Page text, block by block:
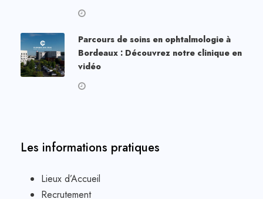
Parcours de soins en ophtalmologie à
Bordeaux : Découvrez notre clinique en
vidéo
Les informations pratiques
Lieux d’Accueil
Recrutement